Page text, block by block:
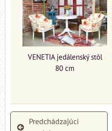
VENETIA jedálenský stôl
80 cm
Predchádzajúci